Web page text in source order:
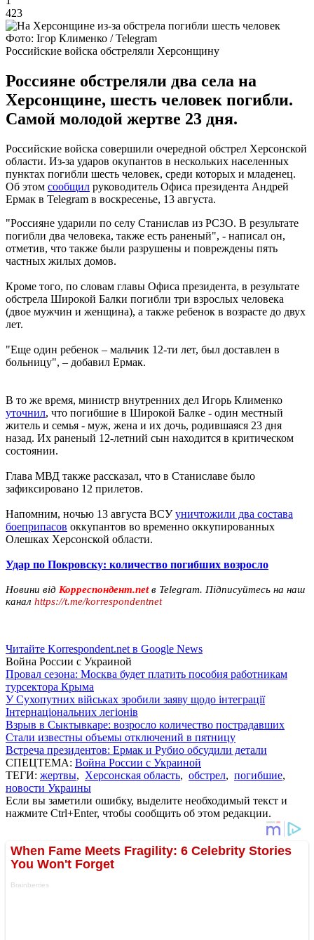
423
Фото: Ігор Клименко / Telegram
Российские войска обстреляли Херсонщину
Россияне обстреляли два села на
Херсонщине, шесть человек погибли.
Самой молодой жертве 23 дня.
Российские войска совершили очередной обстрел Херсонской
области. Из-за ударов окупантов в нескольких населенных
пунктах погибли шесть человек, среди которых и младенец.
Об этом сообщил руководитель Офиса президента Андрей
Ермак в Telegram в воскресенье, 13 августа.
"Россияне ударили по селу Станислав из РСЗО. В результате
погибли два человека, также есть раненый", - написал он,
отметив, что также были разрушены и повреждены пять
частных жилых домов.
Кроме того, по словам главы Офиса президента, в результате
обстрела Широкой Балки погибли три взрослых человека
(двое мужчин и женщина), а также ребенок в возрасте до двух
лет.
"Еще один ребенок – мальчик 12-ти лет, был доставлен в
больницу", – добавил Ермак.
В то же время, министр внутренних дел Игорь Клименко
уточнил, что погибшие в Широкой Балке - один местный
житель и семья - муж, жена и их дочь, родившаяся 23 дня
назад. Их раненый 12-летний сын находится в критическом
состоянии.
Глава МВД также рассказал, что в Станиславе было
зафиксировано 12 прилетов.
Напомним, ночью 13 августа ВСУуничтожили два состава
боеприпасов оккупантов во временно оккупированных
Олешках Херсонской области.
Удар по Покровску: количество погибших возросло
Новини від Корреспондент.netв Telegram. Підписуйтесь на наш
канал https://t.me/korrespondentnet
Читайте Korrespondent.net в Google News
Война России с Украиной
Провал сезона: Москва будет платить пособия работникам
турсектора Крыма
У Сухопутних військах зробили заяву щодо інтеграції
Інтернаціональних легіонів
Взрыв в Сыктывкаре: возросло количество пострадавших
Стали известны объемы отключений в пятницу
Встреча президентов: Ермак и Рубио обсудили детали
СПЕЦТЕМА: Война России с Украиной
ТЕГИ: жертвы, Херсонская область, обстрел, погибшие,
новости Украины
Если вы заметили ошибку, выделите необходимый текст и
нажмите Ctrl+Enter, чтобы сообщить об этом редакции.